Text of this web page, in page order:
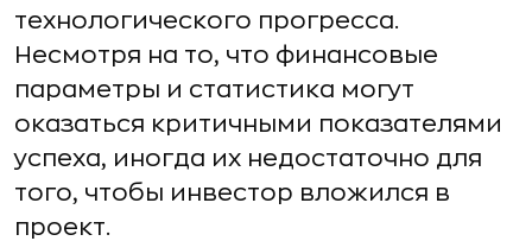
технологического прогресса.
Несмотря на то, что финансовые
параметры и статистика могут
оказаться критичными показателями
успеха, иногда их недостаточно для
того, чтобы инвестор вложился в
проект.